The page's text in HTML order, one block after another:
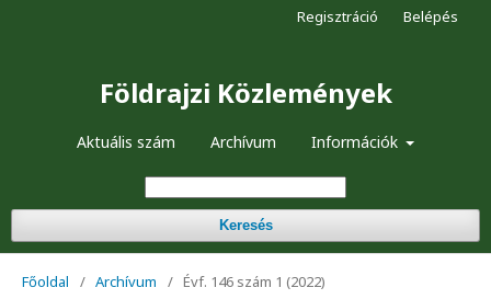
Földrajzi Közlemények
Aktuális szám Archívum Információk
Keresés
Regisztráció Belépés
Főoldal / Archívum / Évf. 146 szám 1 (2022)